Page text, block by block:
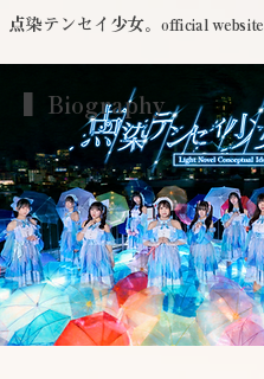
点染テンセイ少女。official website
▍Biography